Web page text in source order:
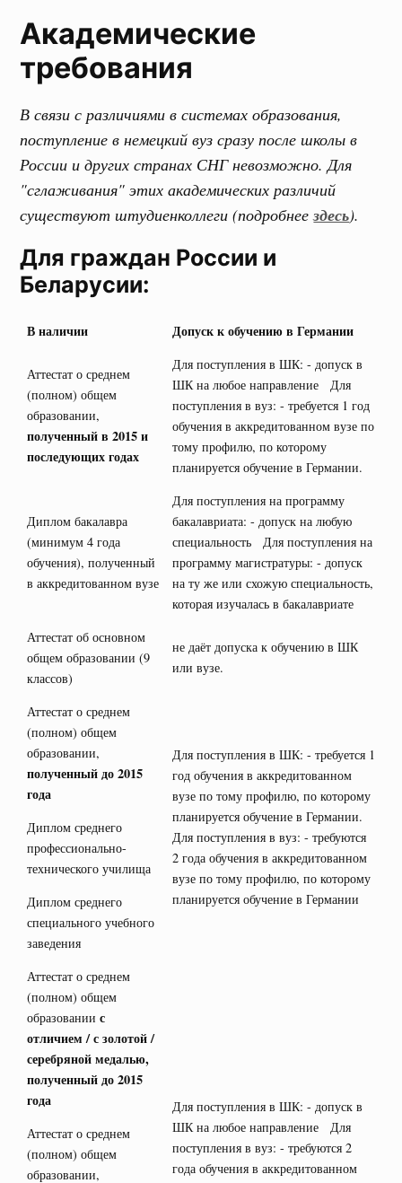
Академические
требования
В связи с различиями в системах образования,
поступление в немецкий вуз сразу после школы в
России и других странах СНГ невозможно. Для
"сглаживания" этих академических различий
существуют штудиенколлеги (подробнеездесь).
Для граждан России и
Беларусии:
В наличии Допуск к обучению в Германии
Аттестат о среднем
(полном) общем
образовании,
полученный в 2015 и
последующих годах
Для поступления в ШК: - допуск в
ШК на любое направление Для
поступления в вуз: - требуется 1 год
обучения в аккредитованном вузе по
тому профилю, по которому
планируется обучение в Германии.
Диплом бакалавра
(минимум 4 года
обучения), полученный
в аккредитованном вузе
Для поступления на программу
бакалавриата: - допуск на любую
специальность Для поступления на
программу магистратуры: - допуск
на ту же или схожую специальность,
которая изучалась в бакалавриате
Аттестат об основном
общем образовании (9
классов)
не даёт допуска к обучению в ШК
или вузе.
Аттестат о среднем
(полном) общем
образовании,
полученный до 2015
года
Для поступления в ШК: - требуется 1
год обучения в аккредитованном
вузе по тому профилю, по которому
планируется обучение в Германии.
Для поступления в вуз: - требуются
2 года обучения в аккредитованном
вузе по тому профилю, по которому
планируется обучение в Германии
Диплом среднего
профессионально-
технического училища
Диплом среднего
специального учебного
заведения
Аттестат о среднем
(полном) общем
образовании с
отличием / с золотой /
серебряной медалью,
полученный до 2015
года
Для поступления в ШК: - допуск в
ШК на любое направление Для
поступления в вуз: - требуются 2
года обучения в аккредитованном
Аттестат о среднем
(полном) общем
образовании,